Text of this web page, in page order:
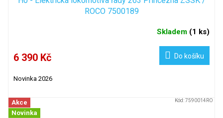
ROCO 7500189
Skladem (1 ks)
6 390 Kč Do košíku
Novinka 2026
Akce
Novinka
Kód:7590014RO